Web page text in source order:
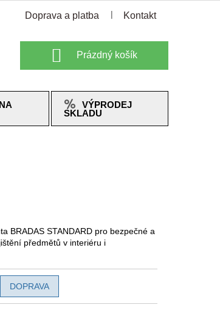
Doprava a platba Kontakt
Nákupní
košík
Prázdný košík
VÝPRODEJ
SKLADU
BRADAS STANDARD pro bezpečné a
předmětů v interiéru i
DOPRAVA